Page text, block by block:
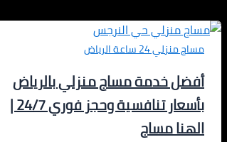
مساج منزلي 24 ساعة الرياض
أفضل خدمة مساج منزلي بالرياض
بأسعار تنافسية وحجز فوري 24/7 |
الهنا مساج